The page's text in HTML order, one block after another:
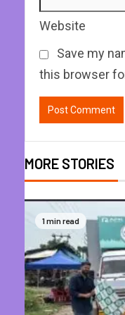
Website
Save my
this browser
MORE STORIES
1 min read